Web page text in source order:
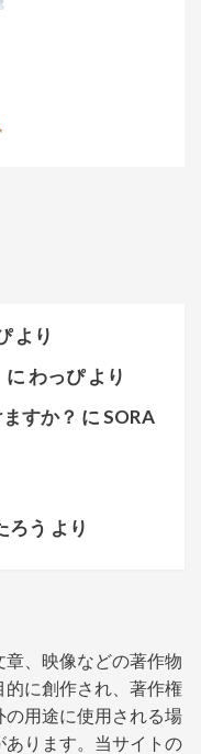
より
に わっぴより
すか？ にSORA
ろう より
、映像などの著作物
に創作され、著作権
用途に使用される場
ります。当サイトの